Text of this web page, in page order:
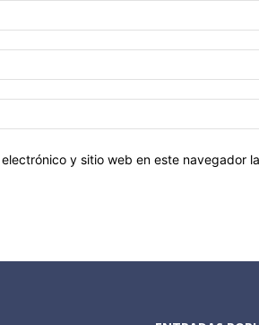
y sitio web en este navegador